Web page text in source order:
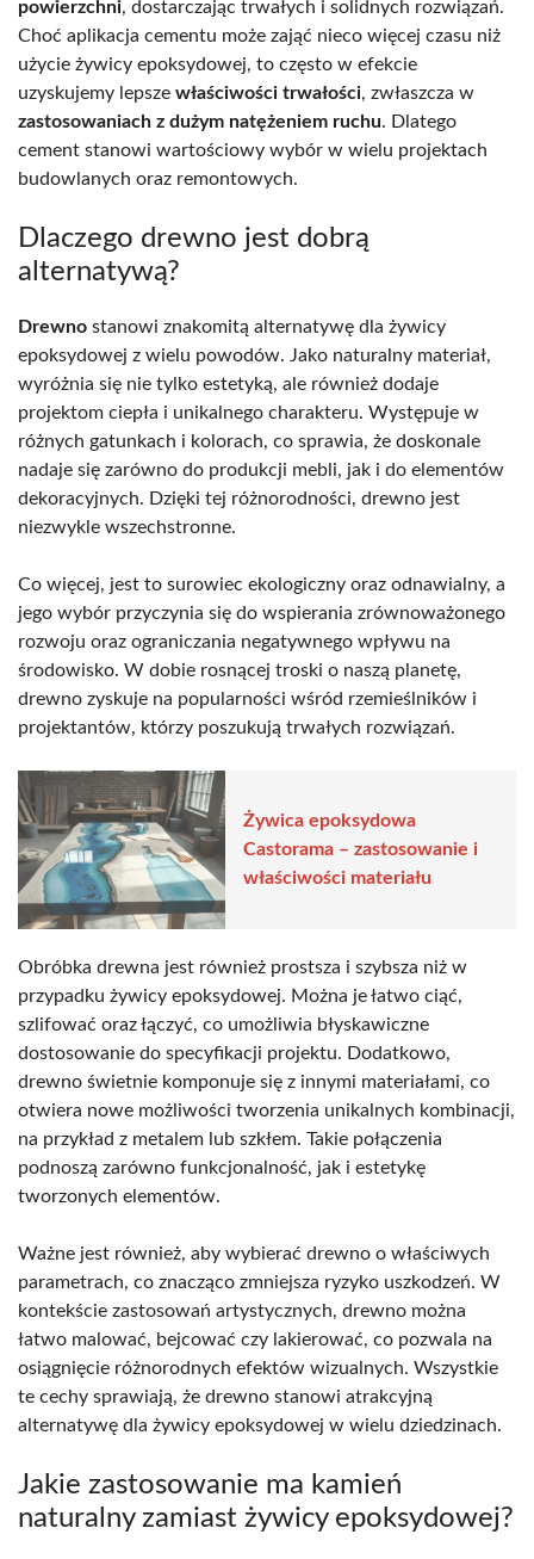
powierzchni, dostarczając trwałych i solidnych rozwiązań.
Choć aplikacja cementu może zająć nieco więcej czasu niż
użycie żywicy epoksydowej, to często w efekcie
uzyskujemy lepsze właściwości trwałości, zwłaszcza w
zastosowaniach z dużym natężeniem ruchu. Dlatego
cement stanowi wartościowy wybór w wielu projektach
budowlanych oraz remontowych.
Dlaczego drewno jest dobrą
alternatywą?
Drewno stanowi znakomitą alternatywę dla żywicy
epoksydowej z wielu powodów. Jako naturalny materiał,
wyróżnia się nie tylko estetyką, ale również dodaje
projektom ciepła i unikalnego charakteru. Występuje w
różnych gatunkach i kolorach, co sprawia, że doskonale
nadaje się zarówno do produkcji mebli, jak i do elementów
dekoracyjnych. Dzięki tej różnorodności, drewno jest
niezwykle wszechstronne.
Co więcej, jest to surowiec ekologiczny oraz odnawialny, a
jego wybór przyczynia się do wspierania zrównoważonego
rozwoju oraz ograniczania negatywnego wpływu na
środowisko. W dobie rosnącej troski o naszą planetę,
drewno zyskuje na popularności wśród rzemieślników i
projektantów, którzy poszukują trwałych rozwiązań.
Żywica epoksydowa
Castorama – zastosowanie i
właściwości materiału
Obróbka drewna jest również prostsza i szybsza niż w
przypadku żywicy epoksydowej. Można je łatwo ciąć,
szlifować oraz łączyć, co umożliwia błyskawiczne
dostosowanie do specyfikacji projektu. Dodatkowo,
drewno świetnie komponuje się z innymi materiałami, co
otwiera nowe możliwości tworzenia unikalnych kombinacji,
na przykład z metalem lub szkłem. Takie połączenia
podnoszą zarówno funkcjonalność, jak i estetykę
tworzonych elementów.
Ważne jest również, aby wybierać drewno o właściwych
parametrach, co znacząco zmniejsza ryzyko uszkodzeń. W
kontekście zastosowań artystycznych, drewno można
łatwo malować, bejcować czy lakierować, co pozwala na
osiągnięcie różnorodnych efektów wizualnych. Wszystkie
te cechy sprawiają, że drewno stanowi atrakcyjną
alternatywę dla żywicy epoksydowej w wielu dziedzinach.
Jakie zastosowanie ma kamień
naturalny zamiast żywicy epoksydowej?